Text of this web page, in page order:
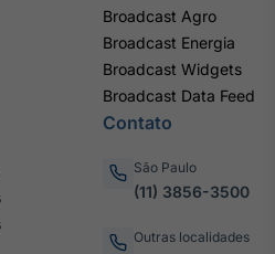
Broadcast Agro
Broadcast Energia
Broadcast Widgets
Broadcast Data Feed
Contato
São Paulo
(11) 3856-3500
Outras localidades